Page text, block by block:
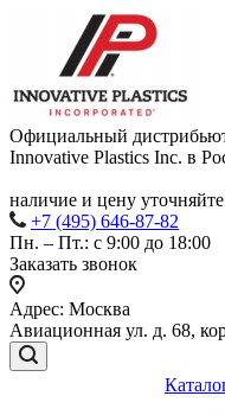
Официальный
Innovative Plastics Inc. в
наличие и цену
+7 (495) 646-87-82
Пн. – Пт.: с 9:00 до 18:00
Заказать звонок
Адрес: Москва
Авиационная ул. д. 68,